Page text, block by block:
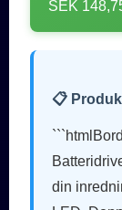
SEK
📋
din